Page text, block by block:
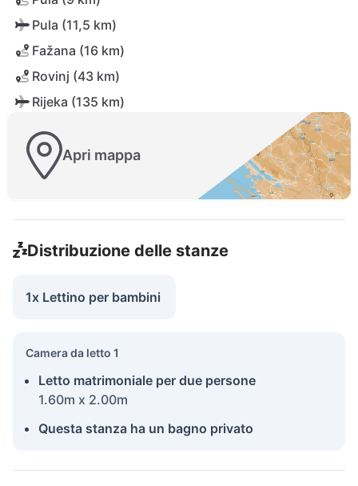
Pula (11,5 km)
Fažana (16 km)
Rovinj (43 km)
Rijeka (135 km)
Apri mappa
Distribuzione delle stanze
1x Lettino per bambini
Camera da letto 1
Letto matrimoniale per due persone
1.60m x 2.00m
Questa stanza ha un bagno privato